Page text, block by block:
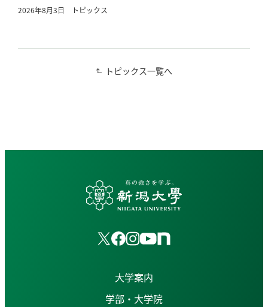
2026年8月3日 トピックス
トピックス一覧へ
大学案内
学部・大学院